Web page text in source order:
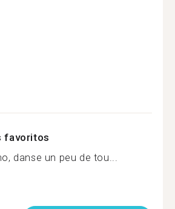
favoritos
danse un peu de tou...